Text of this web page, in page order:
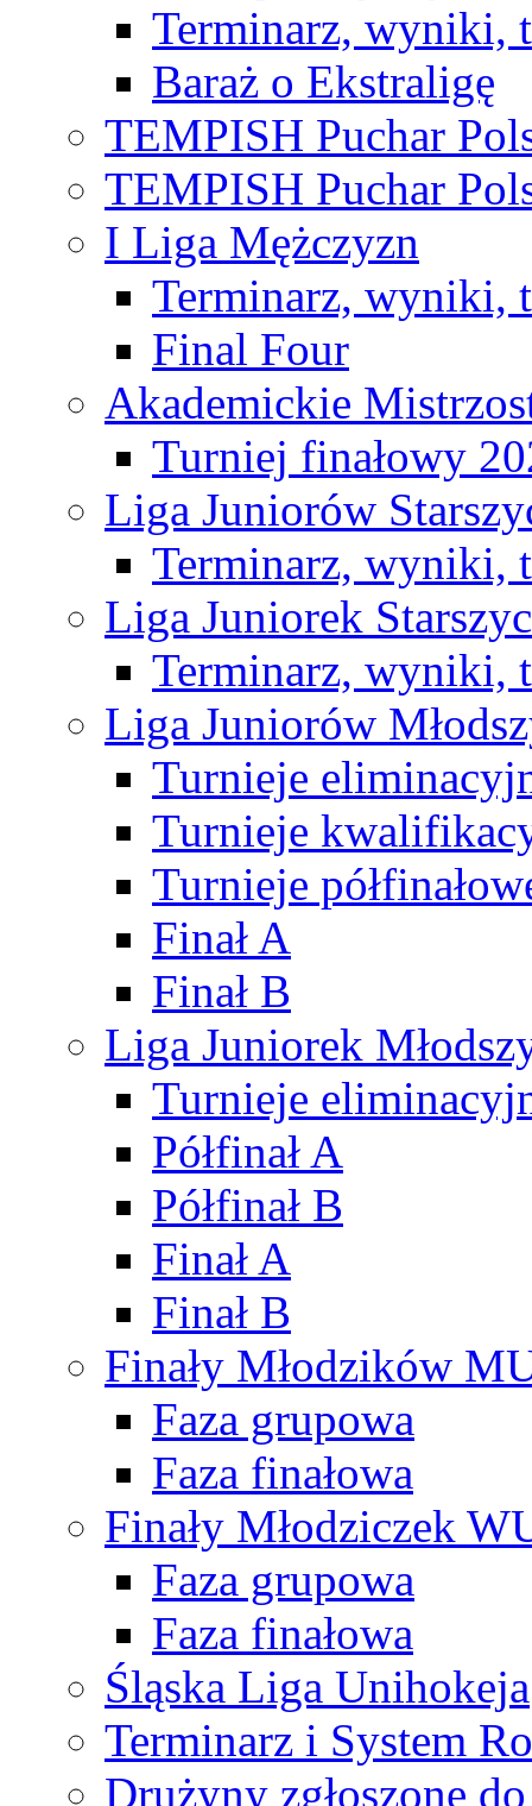
Terminarz, wyniki,
Baraż o Ekstraligę
TEMPISH Puchar
TEMPISH Puchar
I Liga Mężczyzn
Terminarz, wyniki,
Final Four
Akademickie
Turniej finałowy
Liga Juniorów
Terminarz, wyniki,
Liga Juniorek
Terminarz, wyniki,
Liga Juniorów
Turnieje
Turnieje
Turnieje
Finał A
Finał B
Liga Juniorek
Turnieje
Półfinał A
Półfinał B
Finał A
Finał B
Finały Młodzików
Faza grupowa
Faza finałowa
Finały Młodziczek
Faza grupowa
Faza finałowa
Śląska Liga Unihokeja
Terminarz i System
Drużyny zgłoszone